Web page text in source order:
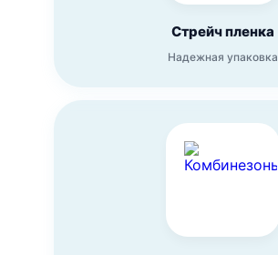
Стрейч пленка
Надежная упаковка